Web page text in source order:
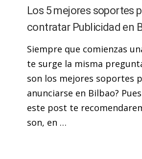
Los 5 mejores soportes
contratar Publicidad en
Siempre que comienzas
te surge la misma
son los mejores soportes
anunciarse en Bilbao?
este post te
son, en …